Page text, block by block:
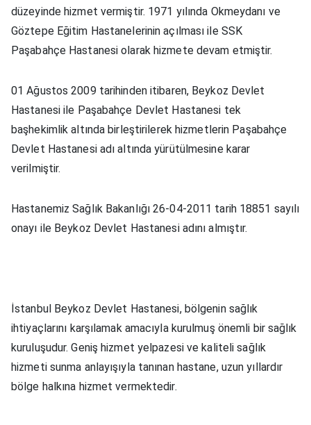
düzeyinde hizmet vermiştir. 1971 yılında Okmeydanı ve
Göztepe Eğitim Hastanelerinin açılması ile SSK
Paşabahçe Hastanesi olarak hizmete devam etmiştir.
01 Ağustos 2009 tarihinden itibaren, Beykoz Devlet
Hastanesi ile Paşabahçe Devlet Hastanesi tek
başhekimlik altında birleştirilerek hizmetlerin Paşabahçe
Devlet Hastanesi adı altında yürütülmesine karar
verilmiştir.
Hastanemiz Sağlık Bakanlığı 26-04-2011 tarih 18851 sayılı
onayı ile Beykoz Devlet Hastanesi adını almıştır.
İstanbul Beykoz Devlet Hastanesi, bölgenin sağlık
ihtiyaçlarını karşılamak amacıyla kurulmuş önemli bir sağlık
kuruluşudur. Geniş hizmet yelpazesi ve kaliteli sağlık
hizmeti sunma anlayışıyla tanınan hastane, uzun yıllardır
bölge halkına hizmet vermektedir.